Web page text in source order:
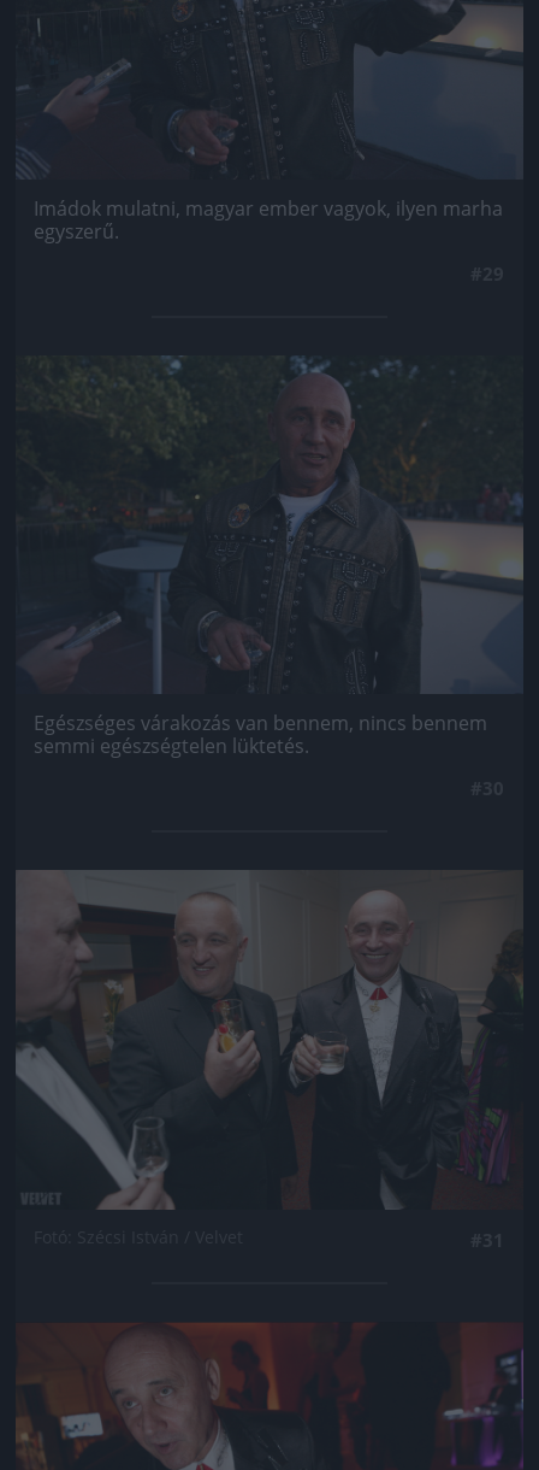
Imádok mulatni, magyar ember vagyok, ilyen marha
egyszerű.
Jön még kép!
Egészséges várakozás van bennem, nincs bennem
semmi egészségtelen lüktetés.
Jön még kép!
Jön még kép!